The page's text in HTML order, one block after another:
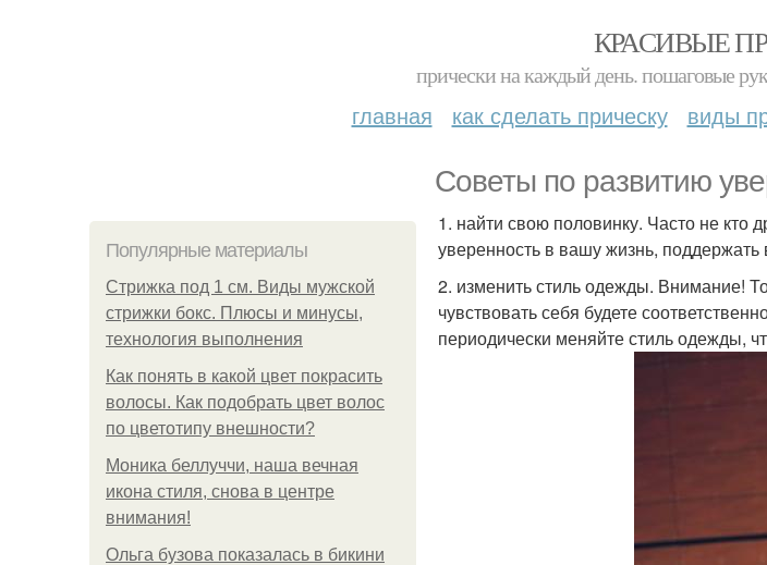
КРАСИВЫЕ
прически на каждый день. пошаговые
главная как сделать прическу виды
Советы по развитию
Популярные материалы
Стрижка под 1 см. Виды мужской
стрижки бокс. Плюсы и минусы,
технология выполнения
Как понять в какой цвет покрасить
волосы. Как подобрать цвет волос
по цветотипу внешности?
Моника беллуччи, наша вечная
икона стиля, снова в центре
внимания!
Ольга бузова показалась в бикини
1. найти свою половинку. Часто не кто
уверенность в вашу жизнь,
2. изменить стиль одежды. Внимание!
чувствовать себя будете
периодически меняйте стиль одежды,